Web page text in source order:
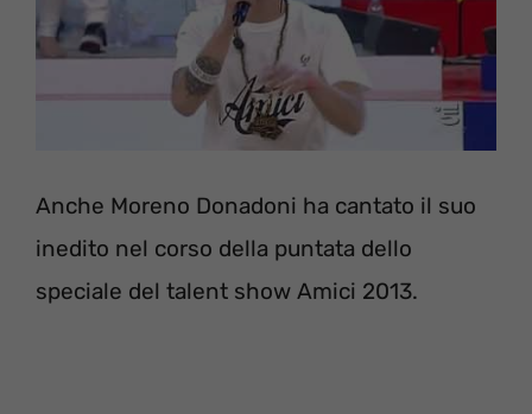
Anche Moreno Donadoni ha cantato il suo
inedito nel corso della puntata dello
speciale del talent show Amici 2013.